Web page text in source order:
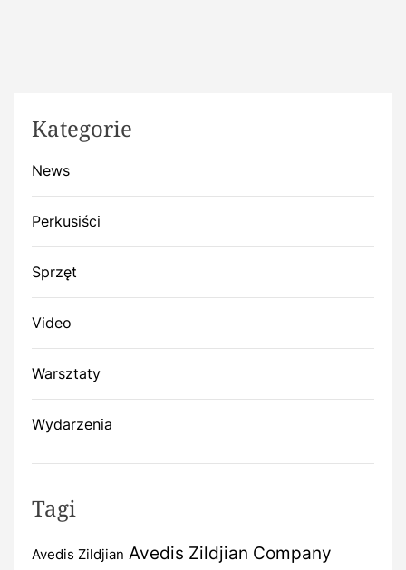
Kategorie
News
Perkusiści
Sprzęt
Video
Warsztaty
Wydarzenia
Tagi
Avedis Zildjian Avedis Zildjian Company